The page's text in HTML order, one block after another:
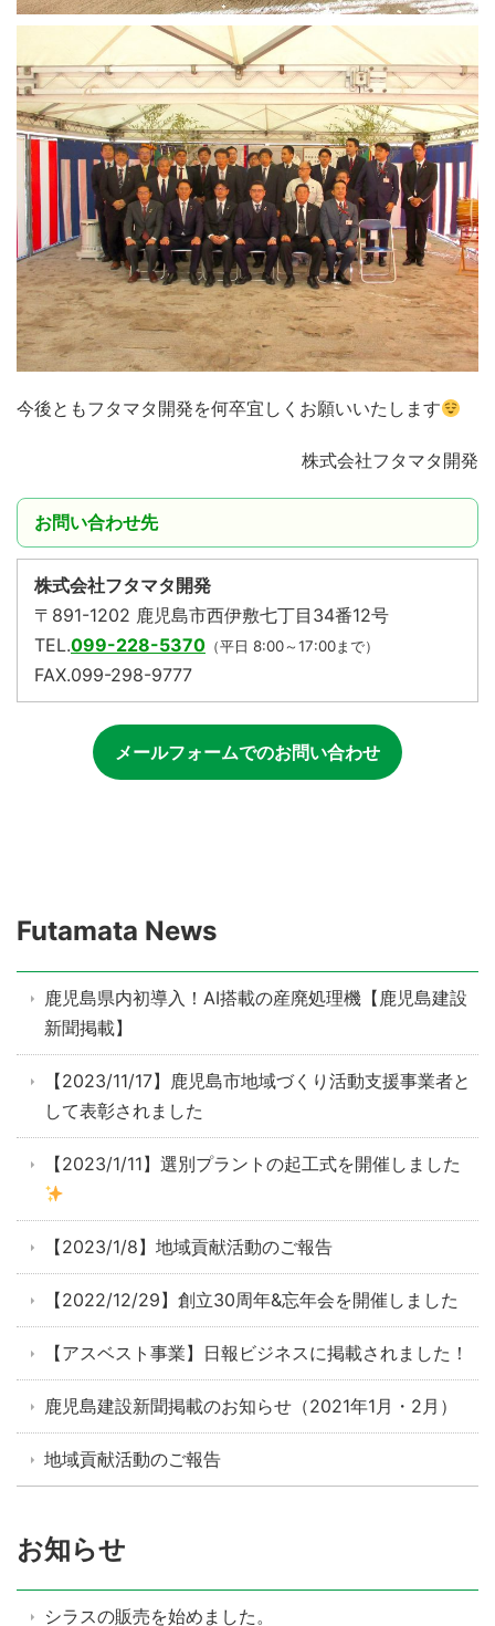
今後ともフタマタ開発を何卒宜しくお願いいたします
株式会社フタマタ開発
お問い合わせ先
株式会社フタマタ開発
〒891-1202 鹿児島市西伊敷七丁目34番12号
TEL.099-228-5370 （平日 8:00～17:00まで）
FAX.099-298-9777
メールフォームでのお問い合わせ
Futamata News
鹿児島県内初導入！AI搭載の産廃処理機【鹿児島建設
新聞掲載】
【2023/11/17】鹿児島市地域づくり活動支援事業者と
して表彰されました
【2023/1/11】選別プラントの起工式を開催しました
【2023/1/8】地域貢献活動のご報告
【2022/12/29】創立30周年&忘年会を開催しました
【アスベスト事業】日報ビジネスに掲載されました！
鹿児島建設新聞掲載のお知らせ（2021年1月・2月）
地域貢献活動のご報告
お知らせ
シラスの販売を始めました。